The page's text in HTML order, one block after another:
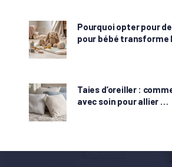
Pourquoi opter pour
pour bébé transforme
Taies d’oreiller :
avec soin pour allier …